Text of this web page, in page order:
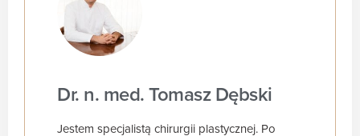
Dr. n. med. Tomasz Dębski
Jestem specjalistą chirurgii plastycznej. Po